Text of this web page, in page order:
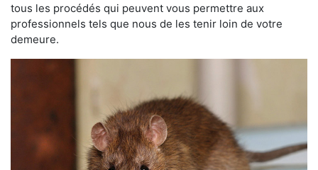
tous les procédés qui peuvent vous permettre aux
professionnels tels que nous de les tenir loin de votre
demeure.